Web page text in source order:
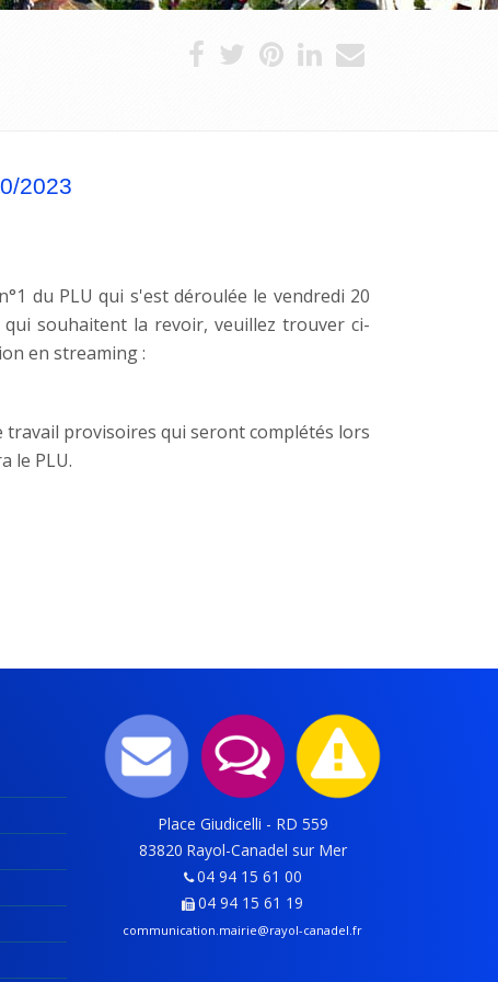
2023
du PLU qui s'est déroulée le vendredi 20
souhaitent la revoir, veuillez trouver ci-
en streaming :
provisoires qui seront complétés lors
le PLU.
Place Giudicelli - RD 559
83820 Rayol-Canadel sur Mer
04 94 15 61 00
04 94 15 61 19
communication.mairie@rayol-canadel.fr